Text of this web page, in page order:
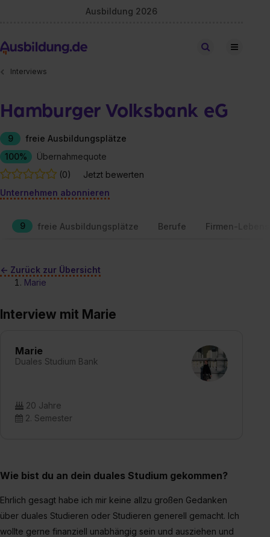
Ausbildung 2026
Stellen finden
Interviews
Hamburger Volksbank eG
9
freie Ausbildungsplätze
100%
Übernahmequote
(0)
Jetzt bewerten
Unternehmen abonnieren
9 freie Ausbildungsplätze Berufe Firmen-
<- Zurück zur Übersicht
Marie
Interview mit Marie
Marie
Duales Studium Bank
20 Jahre
2. Semester
Wie bist du an dein duales Studium gekommen?
Ehrlich gesagt habe ich mir keine allzu großen Gedanken
über duales Studieren oder Studieren generell gemacht. Ich
wollte gerne finanziell unabhängig sein und ausziehen und